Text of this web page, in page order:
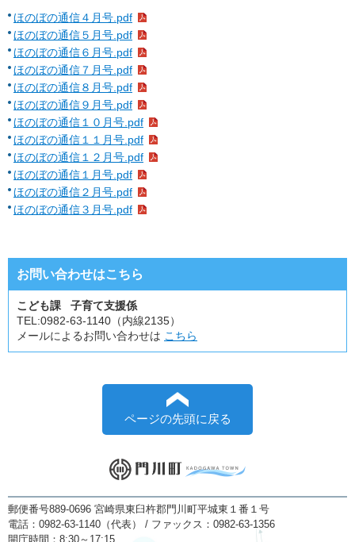
ほのぼの通信４月号.pdf
ほのぼの通信５月号.pdf
ほのぼの通信６月号.pdf
ほのぼの通信７月号.pdf
ほのぼの通信８月号.pdf
ほのぼの通信９月号.pdf
ほのぼの通信１０月号.pdf
ほのぼの通信１１月号.pdf
ほのぼの通信１２月号.pdf
ほのぼの通信１月号.pdf
ほのぼの通信２月号.pdf
ほのぼの通信３月号.pdf
お問い合わせはこちら
こども課 子育て支援係
TEL:0982-63-1140（内線2135）
メールによるお問い合わせは こちら
ページの先頭に戻る
郵便番号889-0696 宮崎県東臼杵郡門川町平城東１番１号
電話：0982-63-1140（代表） / ファックス：0982-63-1356
開庁時間：8:30～17:15